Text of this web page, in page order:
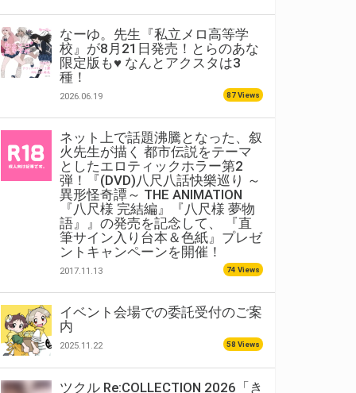
なーゆ。先生『私立メロ高等学
校』が8月21日発売！とらのあな
限定版も♥ なんとアクスタは3
種！
2026.06.19 87 Views
ネット上で話題沸騰となった、叙
火先生が描く 都市伝説をテーマ
としたエロティックホラー第2
弾！『(DVD)八尺八話快樂巡り ～
異形怪奇譚～ THE ANIMATION
『八尺様 完結編』『八尺様 夢物
語』』の発売を記念して、 『直
筆サイン入り台本＆色紙』プレゼ
ントキャンペーンを開催！
2017.11.13 74 Views
イベント会場での委託受付のご案
内
2025.11.22 58 Views
ツクル Re:COLLECTION 2026「き